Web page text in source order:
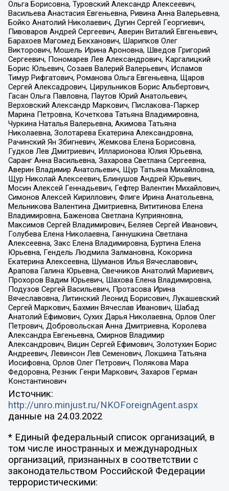
Ольга Борисовна, Туровский Александр Алексеевич,
Васильева Анастасия Евгеньевна, Ривина Анна Валерьевна,
Бойко Анатолий Николаевич, Дугин Сергей Георгиевич,
Пивоваров Андрей Сергеевич, Аверин Виталий Евгеньевич,
Барахоев Магомед Бекханович, Шарипков Олег
Викторович, Мошель Ирина Ароновна, Шведов Григорий
Сергеевич, Пономарев Лев Александрович, Каргалицкий
Борис Юльевич, Созаев Валерий Валерьевич, Исламов
Тимур Рифгатович, Романова Ольга Евгеньевна, Щаров
Сергей Алексадрович, Цирульников Борис Альбертович,
Гасан Ольга Павловна, Паутов Юрий Анатольевич,
Верховский Александр Маркович, Пислакова-Паркер
Марина Петровна, Кочеткова Татьяна Владимировна,
Чуркина Наталья Валерьевна, Акимова Татьяна
Николаевна, Золотарева Екатерина Александровна,
Рачинский Ян Збигневич, Жемкова Елена Борисовна,
Гудков Лев Дмитриевич, Илларионова Юлия Юрьевна,
Саранг Анна Васильевна, Захарова Светлана Сергеевна,
Аверин Владимир Анатольевич, Щур Татьяна Михайловна,
Щур Николай Алексеевич, Блинушов Андрей Юрьевич,
Мосин Алексей Геннадьевич, Гефтер Валентин Михайлович,
Симонов Алексей Кириллович, Флиге Ирина Анатольевна,
Мельникова Валентина Дмитриевна, Вититинова Елена
Владимировна, Баженова Светлана Куприяновна,
Максимов Сергей Владимирович, Беляев Сергей Иванович,
Голубева Елена Николаевна, Ганнушкина Светлана
Алексеевна, Закс Елена Владимировна, Буртина Елена
Юрьевна, Гендель Людмила Залмановна, Кокорина
Екатерина Алексеевна, Шуманов Илья Вячеславович,
Арапова Галина Юрьевна, Свечников Анатолий Мариевич,
Прохоров Вадим Юрьевич, Шахова Елена Владимировна,
Подузов Сергей Васильевич, Протасова Ирина
Вячеславовна, Литинский Леонид Борисович, Лукашевский
Сергей Маркович, Бахмин Вячеслав Иванович, Шабад
Анатолий Ефимович, Сухих Дарья Николаевна, Орлов Олег
Петрович, Добровольская Анна Дмитриевна, Королева
Александра Евгеньевна, Смирнов Владимир
Александрович, Вицин Сергей Ефимович, Золотухин Борис
Андреевич, Левинсон Лев Семенович, Локшина Татьяна
Иосифовна, Орлов Олег Петрович, Полякова Мара
Федоровна, Резник Генри Маркович, Захаров Герман
Константинович
Источник:
http://unro.minjust.ru/NKOForeignAgent.aspx
данные на 24.03.2022
* Единый федеральный список организаций, в
том числе иностранных и международных
организаций, признанных в соответствии с
законодательством Российской Федерации
террористическими: